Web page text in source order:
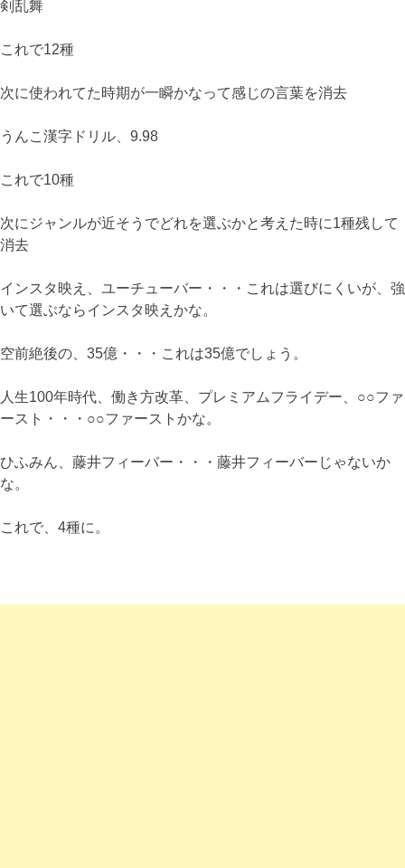
剣乱舞
これで12種
次に使われてた時期が一瞬かなって感じの言葉を消去
うんこ漢字ドリル、9.98
これで10種
次にジャンルが近そうでどれを選ぶかと考えた時に1種残して
消去
インスタ映え、ユーチューバー・・・これは選びにくいが、強
いて選ぶならインスタ映えかな。
空前絶後の、35億・・・これは35億でしょう。
人生100年時代、働き方改革、プレミアムフライデー、○○ファ
ースト・・・○○ファーストかな。
ひふみん、藤井フィーバー・・・藤井フィーバーじゃないか
な。
これで、4種に。